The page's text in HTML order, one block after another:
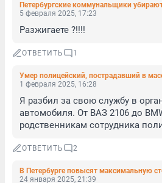
5 февраля 2025, 17:23
Разжигаете ?!!!!
ОТВЕТИТЬ 1
1 февраля 2025, 16:28
Я разбил за свою службу в
автомобиля. От ВАЗ 2106 до
родственникам сотрудника
ОТВЕТИТЬ 2
24 января 2025, 21:39